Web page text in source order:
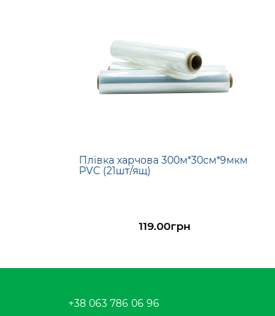
Плівка харчова 300м*30см*9мкм
PVC (21шт/ящ)
119.00грн
+38 063 786 06 96